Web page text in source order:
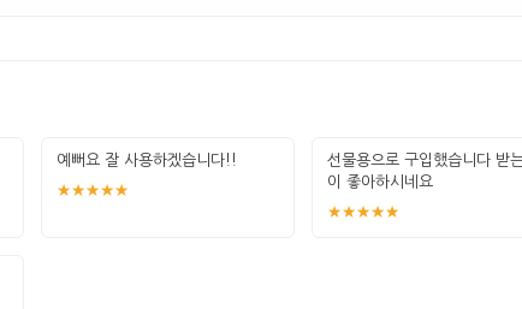
예뻐요 잘 사용하겠습니다!!
★★★★★
선물용으로 구입했습니다 받
이 좋아하시네요
★★★★★